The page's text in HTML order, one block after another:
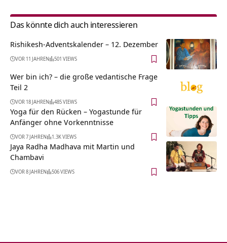
Das könnte dich auch interessieren
Rishikesh-Adventskalender – 12. Dezember
VOR 11 JAHREN 501 VIEWS
Wer bin ich? – die große vedantische Frage
Teil 2
VOR 18 JAHREN 485 VIEWS
Yoga für den Rücken – Yogastunde für
Anfänger ohne Vorkenntnisse
VOR 7 JAHREN 1.3K VIEWS
Jaya Radha Madhava mit Martin und
Chambavi
VOR 8 JAHREN 506 VIEWS